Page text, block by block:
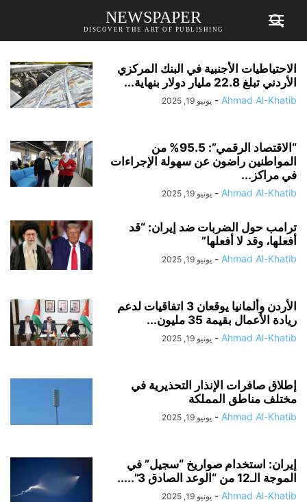
NEWSPAPER
DISCOVER THE ART OF PUBLISHING
الاحتياطيات الأجنبية في البنك المركزي
الأردني تبلغ 22.8 مليار دولار بنهاية...
Ahmad Al-Khatib
- يونيو 19, 2025
“الاقتصاد الرقمي”: 95.5% من
المواطنين راضون عن سهولة الإجراءات
في مراكز...
Ahmad Al-Khatib
- يونيو 19, 2025
ترامب حول الضربات ضد إيران: “قد
أفعلها، وقد لا أفعلها”
Ahmad Al-Khatib
- يونيو 19, 2025
الأردن وألمانيا يوقعان 3 اتفاقيات لدعم
ريادة الأعمال بقيمة 35 مليون...
Ahmad Al-Khatib
- يونيو 19, 2025
إطلاق صافرات الإنذار التحذيرية في
مختلف مناطق المملكة
Ahmad Al-Khatib
- يونيو 19, 2025
إيران: استخدام صواريخ “سجيل” في
الموجة الـ12 من “الوعد الصادق 3”.....
Ahmad Al-Khatib
- يونيو 19, 2025